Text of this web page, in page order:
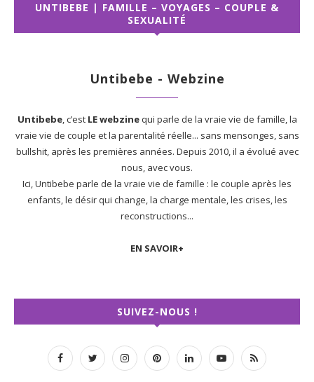
UNTIBEBE | FAMILLE – VOYAGES – COUPLE &
SEXUALITÉ
Untibebe - Webzine
Untibebe, c’est LE webzinequi parle de la vraie vie de famille, la
vraie vie de couple et la parentalité réelle... sans mensonges, sans
bullshit, après les premières années. Depuis 2010, il a évolué avec
nous, avec vous.
Ici, Untibebe parle de la vraie vie de famille : le couple après les
enfants, le désir qui change, la charge mentale, les crises, les
reconstructions...
EN SAVOIR+
SUIVEZ-NOUS !